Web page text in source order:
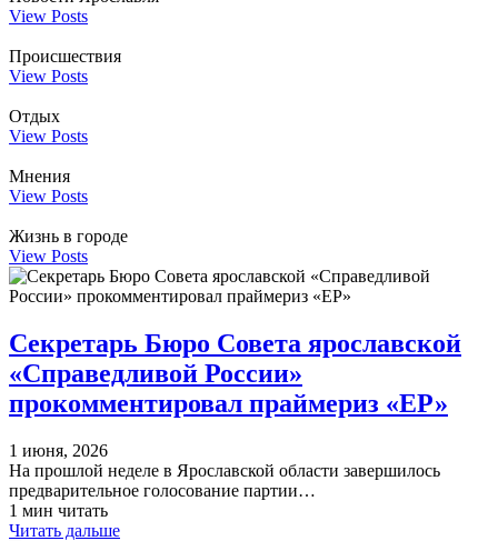
View Posts
Происшествия
View Posts
Отдых
View Posts
Мнения
View Posts
Жизнь в городе
View Posts
Секретарь Бюро Совета ярославской
«Справедливой России»
прокомментировал праймериз «ЕР»
1 июня, 2026
На прошлой неделе в Ярославской области завершилось
предварительное голосование партии…
1 мин читать
Читать дальше